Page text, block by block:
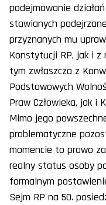
podejmowanie
stawianych
przyznanych mu
Konstytucji RP, jak i z
tym zwłaszcza z
Podstawowych
Praw Człowieka, jak i
Mimo jego
problematyczne
momencie to prawo
realny status osoby
formalnym
Sejm RP na 50.